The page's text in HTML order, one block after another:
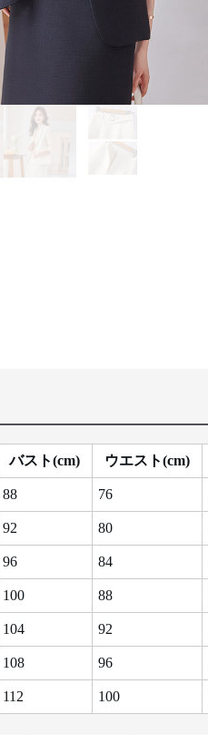
バスト(cm) ウエスト(cm)
88 76
92 80
96 84
100 88
104 92
108 96
112 100